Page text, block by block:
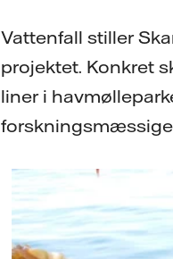
Vattenfall stiller
projektet. Konkret
liner i
Foto: Teis Boderskov